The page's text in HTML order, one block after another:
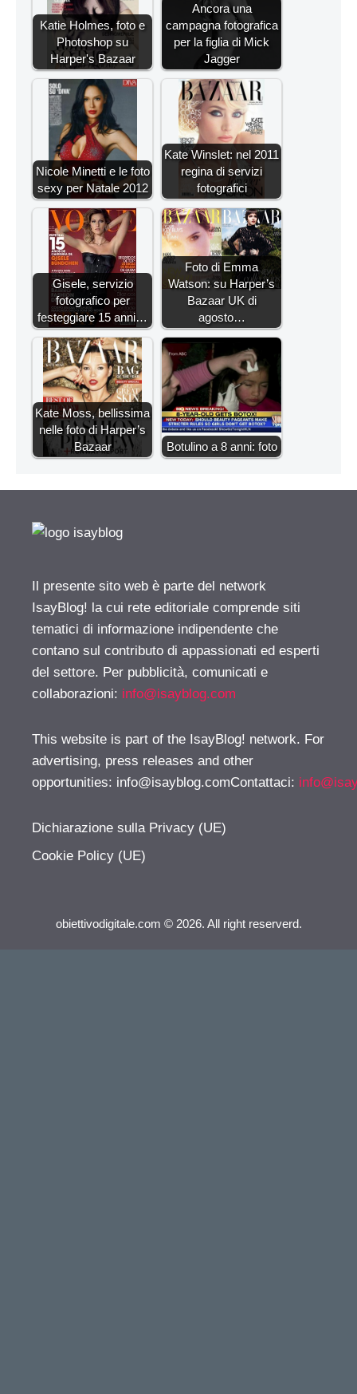
Katie Holmes, foto e
Photoshop su
Harper's Bazaar
Ancora una
campagna fotografica
per la figlia di Mick
Jagger
Nicole Minetti e le foto
sexy per Natale 2012
Kate Winslet: nel 2011
regina di servizi
fotografici
Gisele, servizio
fotografico per
festeggiare 15 anni…
Foto di Emma
Watson: su Harper’s
Bazaar UK di
agosto…
Kate Moss, bellissima
nelle foto di Harper’s
Bazaar
Botulino a 8 anni: foto
Il presente sito web è parte del network
IsayBlog! la cui rete editoriale comprende siti
tematici di informazione indipendente che
contano sul contributo di appassionati ed esperti
del settore. Per pubblicità, comunicati e
collaborazioni: info@isayblog.com
This website is part of the IsayBlog! network. For
advertising, press releases and other
opportunities: info@isayblog.comContattaci:
Dichiarazione sulla Privacy (UE)
Cookie Policy (UE)
obiettivodigitale.com © 2026. All right reserverd.